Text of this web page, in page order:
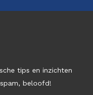
tips en inzichten
beloofd!